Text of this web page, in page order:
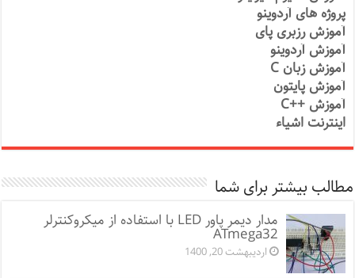
پروژه های آردوینو
آموزش رزبری پای
آموزش آردوینو
آموزش زبان C
آموزش پایتون
آموزش ++C
اینترنت اشیاء
مطالب بیشتر برای شما
مدار دیمر پاور LED با استفاده از میکروکنترلر
ATmega32
اردیبهشت 20, 1400